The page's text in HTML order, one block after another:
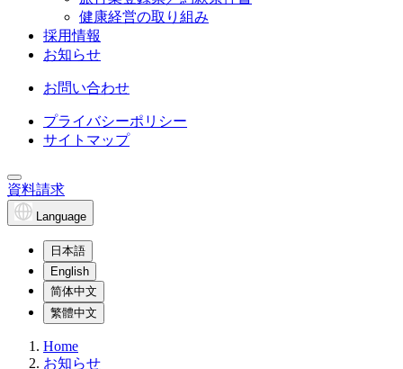
健康経営の取り組み
採用情報
お知らせ
お問い合わせ
プライバシーポリシー
サイトマップ
資料請求
Language
日本語
English
简体中文
繁體中文
Home
お知らせ